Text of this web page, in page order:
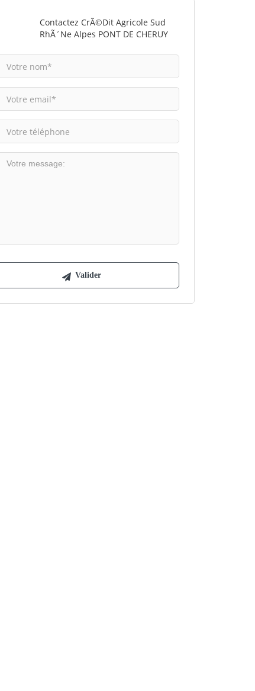
Contactez CrÃ©dit Agricole Sud
RhÃ´ne Alpes PONT DE CHERUY